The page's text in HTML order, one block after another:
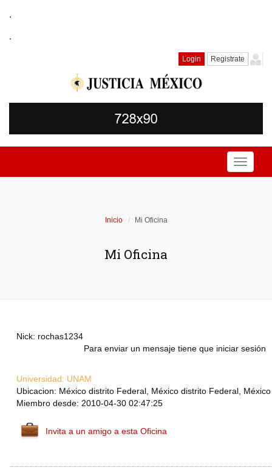
.
.
Login Registrate
Toggle
Inicio Mi Oficina
Mi Oficina
Nick: rochas1234
Para enviar un mensaje tiene que iniciar sesión
Universidad: UNAM
Ubicacion: México distrito Federal, México distrito Federal, México
Miembro desde: 2010-04-30 02:47:25
Invita a un amigo a esta Oficina